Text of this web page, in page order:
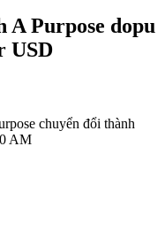
A Purpose dopu
USD
chuyển đổi thành
AM